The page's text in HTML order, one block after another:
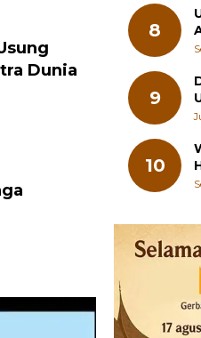
Dunia
8
9
10